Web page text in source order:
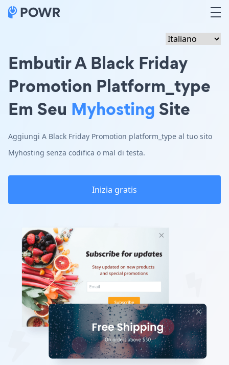
Embutir A Black Friday
Promotion Platform_type
Em Seu MyhostingSite
Aggiungi A Black Friday Promotion platform_type al tuo sito
Myhosting senza codifica o mal di testa.
Inizia gratis